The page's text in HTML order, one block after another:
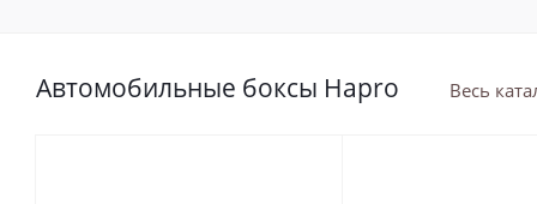
Автомобильные боксы Hapro Весь